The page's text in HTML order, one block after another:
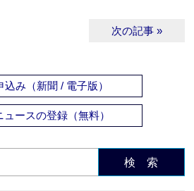
次の記事 »
込み（新聞 / 電子版）
ュースの登録（無料）
検 索